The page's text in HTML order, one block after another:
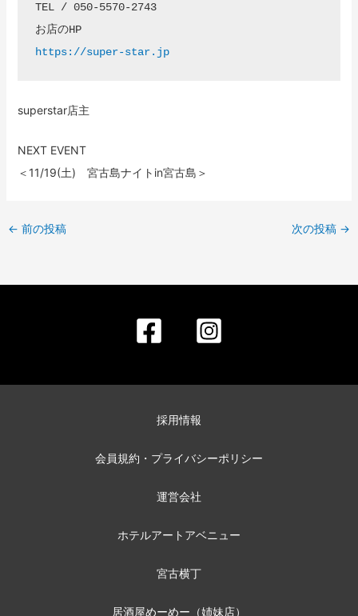
TEL / 050-5570-2743
お店のHP
https://super-star.jp
superstar店主
NEXT EVENT
＜11/19(土) 宮古島ナイトin宮古島＞
← 前の投稿 次の投稿 →
採用情報
会員規約・プライバシーポリシー
運営会社
ホテルアートアベニュー
宮古横丁
居酒屋めーめー（姉妹店）